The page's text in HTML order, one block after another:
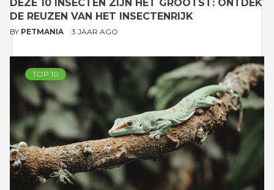
DEZE 10 INSECTEN ZIJN HET GROOTST: ONTDEK
DE REUZEN VAN HET INSECTENRIJK
BY PETMANIA 3 JAAR AGO
TOP 10